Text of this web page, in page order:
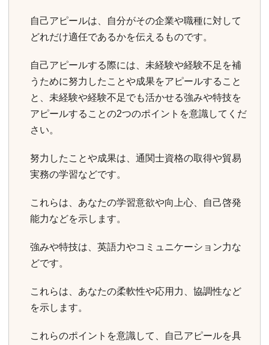
自己アピールは、自分がその企業や職種に対して
どれだけ適任であるかを伝えるものです。
自己アピールする際には、未経験や経験不足を補
うために努力したことや成果をアピールすること
と、未経験や経験不足でも活かせる強みや特技を
アピールすることの2つのポイントを意識してくだ
さい。
努力したことや成果は、通関士資格の取得や貿易
実務の学習などです。
これらは、あなたの学習意欲や向上心、自己啓発
能力などを示します。
強みや特技は、英語力やコミュニケーション力な
どです。
これらは、あなたの柔軟性や応用力、協調性など
を示します。
これらのポイントを意識して、自己アピールを具